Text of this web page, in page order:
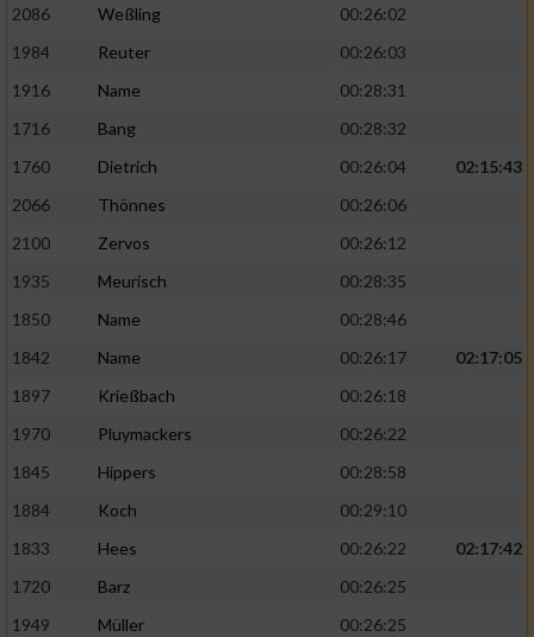
2086
Weßling
00:26:02
1984
Reuter
00:26:03
1916
Name
00:28:31
1716
Bang
00:28:32
1760
Dietrich 00:26:04
02:15:43
2066
Thönnes
00:26:06
2100
Zervos
00:26:12
1935
Meurisch
00:28:35
1850
Name
00:28:46
1842
Name 00:26:17
02:17:05
1897
Krießbach
00:26:18
1970
Pluymackers
00:26:22
1845
Hippers
00:28:58
1884
Koch
00:29:10
1833
Hees 00:26:22
02:17:42
1720
Barz
00:26:25
1949
Müller
00:26:25